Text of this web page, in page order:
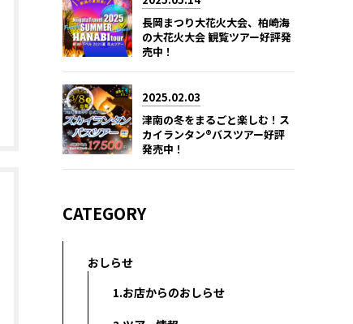
長岡まつり大花火大会、柏崎海
の大花火大会 観覧ツアー好評発
売中！
2025.02.03
津南の冬をまるごと楽しむ！ス
カイランタン®バスツアー好評
発売中！
CATEGORY
おしらせ
1.お店からのおしらせ